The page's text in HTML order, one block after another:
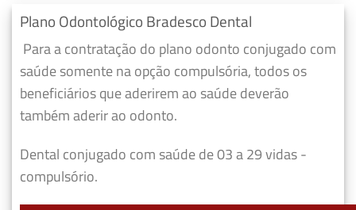
Plano Odontológico Bradesco Dental
Para a contratação do plano odonto conjugado com
saúde somente na opção compulsória, todos os
beneficiários que aderirem ao saúde deverão
também aderir ao odonto.
Dental conjugado com saúde de 03 a 29 vidas -
compulsório.